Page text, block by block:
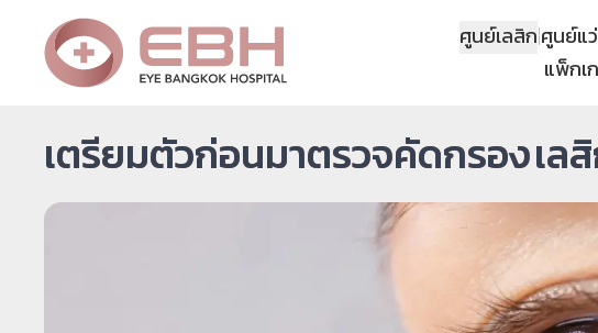
ศูนย์เลสิก|ศูนย์แ
แพ็กเ
เตรียมตัวก่อนมาตรวจคัดกรอง เล